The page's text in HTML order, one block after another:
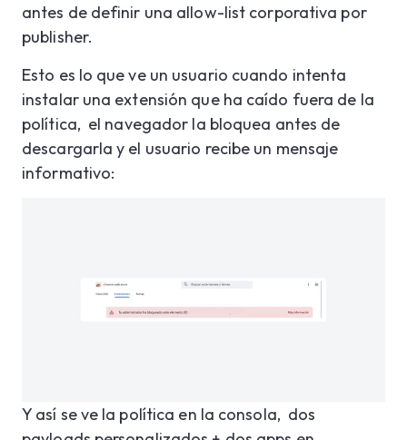
antes de definir una allow-list corporativa por
publisher.
Esto es lo que ve un usuario cuando intenta
instalar una extensión que ha caído fuera de la
política, el navegador la bloquea antes de
descargarla y el usuario recibe un mensaje
informativo:
Y así se ve la política en la consola, dos